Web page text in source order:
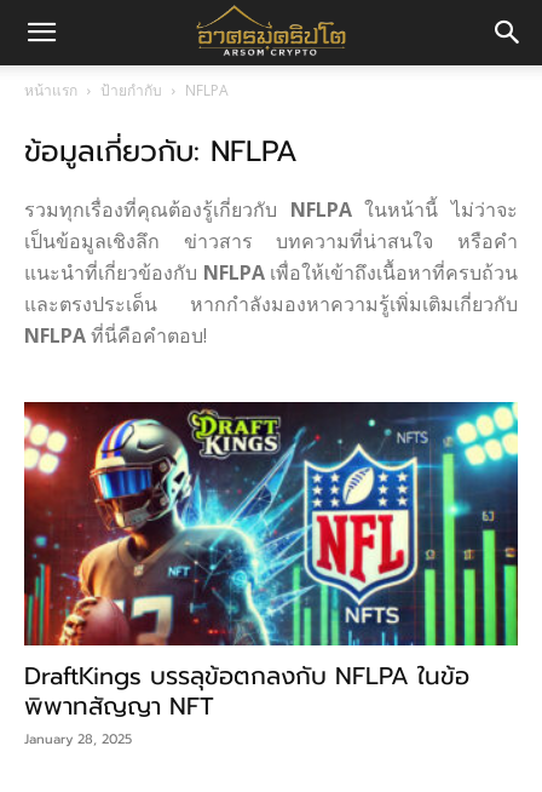
มค
ปโต
หน้าแรก ป้ายกำกับ NFLPA
ข้อมูลเกี่ยวกับ: NFLPA
รวมทุกเรื่องที่คุณต้องรู้เกี่ยวกับ NFLPAในหน้านี้ ไม่ว่าจะ
เป็นข้อมูลเชิงลึก ข่าวสาร บทความที่น่าสนใจ หรือคำ
แนะนำที่เกี่ยวข้องกับ NFLPAเพื่อให้เข้าถึงเนื้อหาที่ครบถ้วน
และตรงประเด็น หากกำลังมองหาความรู้เพิ่มเติมเกี่ยวกับ
NFLPAที่นี่คือคำตอบ!
DraftKings บรรลุข้อตกลงกับ NFLPA ในข้อ
พิพาทสัญญา NFT
January 28, 2025